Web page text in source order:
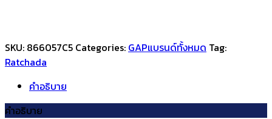
SKU: 866057C5 Categories: GAPแบรนด์ทั้งหมด Tag:
Ratchada
คำอธิบาย
คำอธิบาย